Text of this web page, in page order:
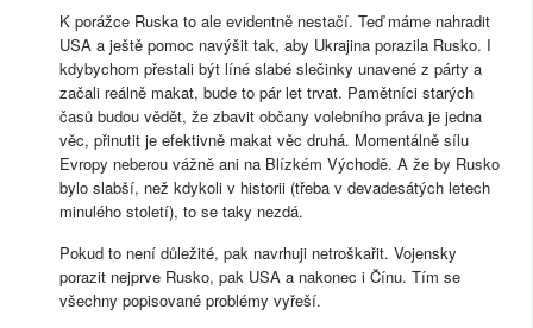
K porážce Ruska to ale evidentně nestačí. Teď máme nahradit
USA a ještě pomoc navýšit tak, aby Ukrajina porazila Rusko. I
kdybychom přestali být líné slabé slečinky unavené z párty a
začali reálně makat, bude to pár let trvat. Pamětníci starých
časů budou vědět, že zbavit občany volebního práva je jedna
věc, přinutit je efektivně makat věc druhá. Momentálně sílu
Evropy neberou vážně ani na Blízkém Východě. A že by Rusko
bylo slabší, než kdykoli v historii (třeba v devadesátých letech
minulého století), to se taky nezdá.
Pokud to není důležité, pak navrhuji netroškařit. Vojensky
porazit nejprve Rusko, pak USA a nakonec i Čínu. Tím se
všechny popisované problémy vyřeší.